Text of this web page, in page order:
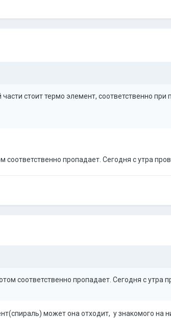
стоит термо элемент, соответственно
пропадает. Сегодня с утра
соответственно пропадает. Сегодня с утра
может она отходит, у знакомого на